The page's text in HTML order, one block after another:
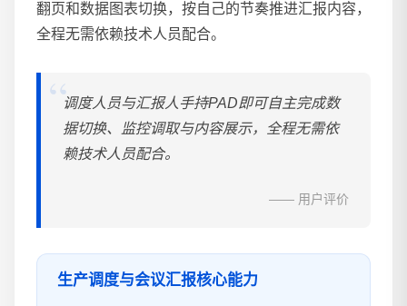
翻页和数据图表切换，按自己的节奏推进汇报内容，
全程无需依赖技术人员配合。
调度人员与汇报人手持PAD即可自主完成数
据切换、监控调取与内容展示，全程无需依
赖技术人员配合。
—— 用户评价
生产调度与会议汇报核心能力